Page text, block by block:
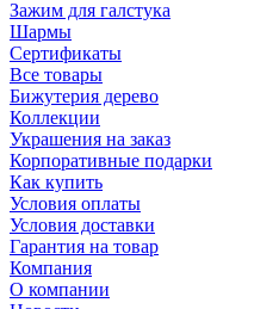
Зажим для галстука
Шармы
Сертификаты
Все товары
Бижутерия дерево
Коллекции
Украшения на заказ
Корпоративные подарки
Как купить
Условия оплаты
Условия доставки
Гарантия на товар
Компания
О компании